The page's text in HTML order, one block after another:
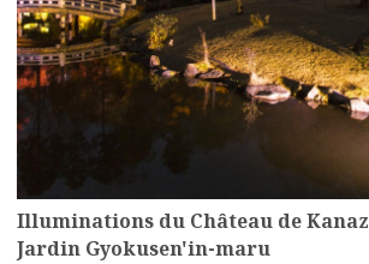
Illuminations du Château de
Jardin Gyokusen'in-maru